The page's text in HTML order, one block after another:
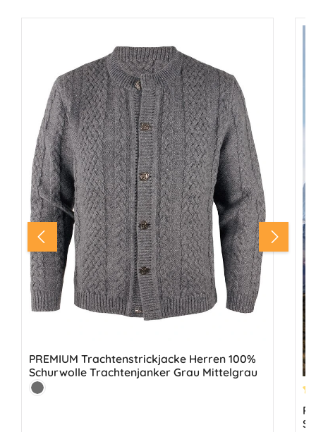
PREMIUM Trachtenstrickjacke Herren 100%
Schurwolle Trachtenjanker Grau Mittelgrau
Farbe:
Mittelgrau